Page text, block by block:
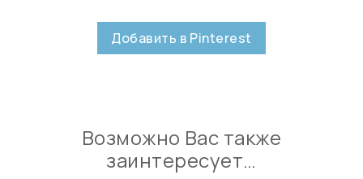
Добавить в Pinterest
Возможно Вас также
заинтересует…